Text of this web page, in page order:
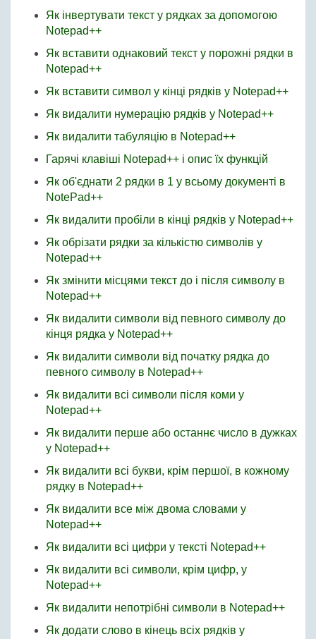
Як інвертувати текст у рядках за допомогою
Notepad++
Як вставити однаковий текст у порожні рядки в
Notepad++
Як вставити символ у кінці рядків у Notepad++
Як видалити нумерацію рядків у Notepad++
Як видалити табуляцію в Notepad++
Гарячі клавіші Notepad++ і опис їх функцій
Як об'єднати 2 рядки в 1 у всьому документі в
NotePad++
Як видалити пробіли в кінці рядків у Notepad++
Як обрізати рядки за кількістю символів у
Notepad++
Як змінити місцями текст до і після символу в
Notepad++
Як видалити символи від певного символу до
кінця рядка у Notepad++
Як видалити символи від початку рядка до
певного символу в Notepad++
Як видалити всі символи після коми у
Notepad++
Як видалити перше або останнє число в дужках
у Notepad++
Як видалити всі букви, крім першої, в кожному
рядку в Notepad++
Як видалити все між двома словами у
Notepad++
Як видалити всі цифри у тексті Notepad++
Як видалити всі символи, крім цифр, у
Notepad++
Як видалити непотрібні символи в Notepad++
Як додати слово в кінець всіх рядків у